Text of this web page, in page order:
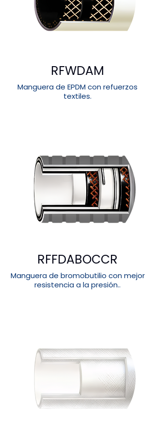
RFWDAM
Manguera de EPDM con refuerzos
textiles.
RFFDABOCCR
Manguera de bromobutilio con mejor
resistencia a la presión..